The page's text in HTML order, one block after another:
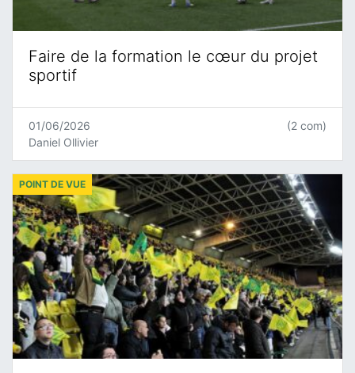
Faire de la formation le cœur du projet
sportif
01/06/2026
Daniel Ollivier
(2 com)
POINT DE VUE